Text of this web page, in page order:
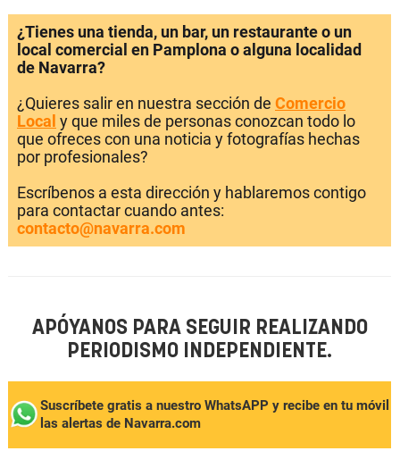
¿Tienes una tienda, un bar, un restaurante o un
local comercial en Pamplona o alguna localidad
de Navarra?
¿Quieres salir en nuestra sección de Comercio
Local y que miles de personas conozcan todo lo
que ofreces con una noticia y fotografías hechas
por profesionales?
Escríbenos a esta dirección y hablaremos contigo
para contactar cuando antes:
contacto@navarra.com
APÓYANOS PARA SEGUIR REALIZANDO
PERIODISMO INDEPENDIENTE.
Suscríbete gratis a nuestro WhatsAPP y recibe en tu móvil
las alertas de Navarra.com